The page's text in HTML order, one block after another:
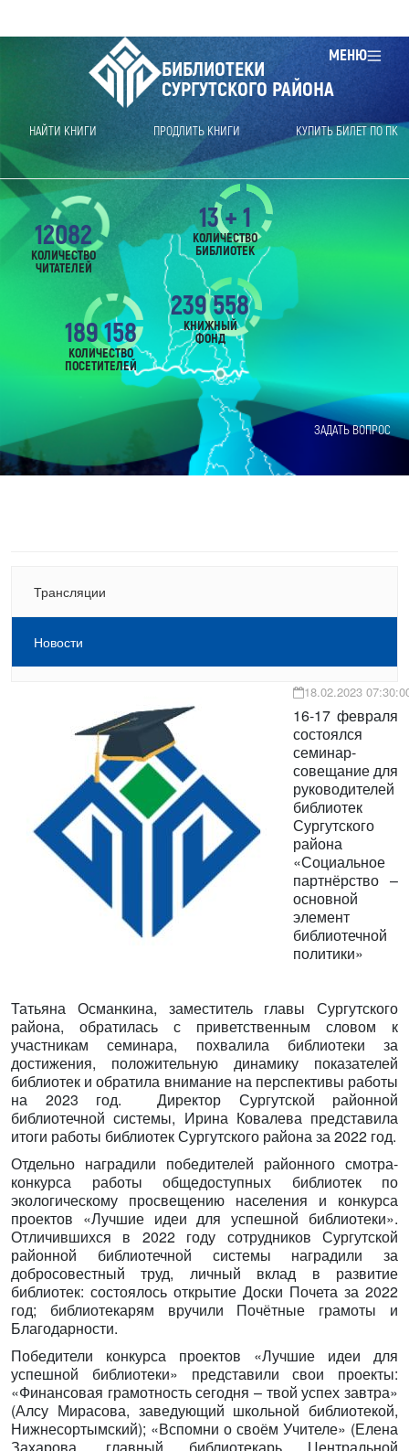
МЕНЮ
БИБЛИОТЕКИ
СУРГУТСКОГО РАЙОНА
НАЙТИ КНИГИ ПРОДЛИТЬ КНИГИ КУПИТЬ БИЛЕТ ПО ПК
ЗАДАТЬ ВОПРОС
12082
КОЛИЧЕСТВО
ЧИТАТЕЛЕЙ
189 158
КОЛИЧЕСТВО
ПОСЕТИТЕЛЕЙ
239 558
КНИЖНЫЙ
ФОНД
13 + 1
КОЛИЧЕСТВО
БИБЛИОТЕК
Трансляции
Новости
18.02.2023
16-17 февраля
состоялся
семинар-
совещание для
руководителей
библиотек
Сургутского
района
«Социальное
партнёрство –
основной
элемент
библиотечной
политики»
Татьяна Османкина, заместитель главы Сургутского
района, обратилась с приветственным словом к
участникам семинара, похвалила библиотеки за
достижения, положительную динамику показателей
библиотек и обратила внимание на перспективы работы
на 2023 год. Директор Сургутской районной
библиотечной системы, Ирина Ковалева представила
итоги работы библиотек Сургутского района за 2022 год.
Отдельно наградили победителей районного смотра-
конкурса работы общедоступных библиотек по
экологическому просвещению населения и конкурса
проектов «Лучшие идеи для успешной библиотеки».
Отличившихся в 2022 году сотрудников Сургутской
районной библиотечной системы наградили за
добросовестный труд, личный вклад в развитие
библиотек: состоялось открытие Доски Почета за 2022
год; библиотекарям вручили Почётные грамоты и
Благодарности.
Победители конкурса проектов «Лучшие идеи для
успешной библиотеки» представили свои проекты:
«Финансовая грамотность сегодня – твой успех завтра»
(Алсу Мирасова, заведующий школьной библиотекой,
Нижнесортымский); «Вспомни о своём Учителе» (Елена